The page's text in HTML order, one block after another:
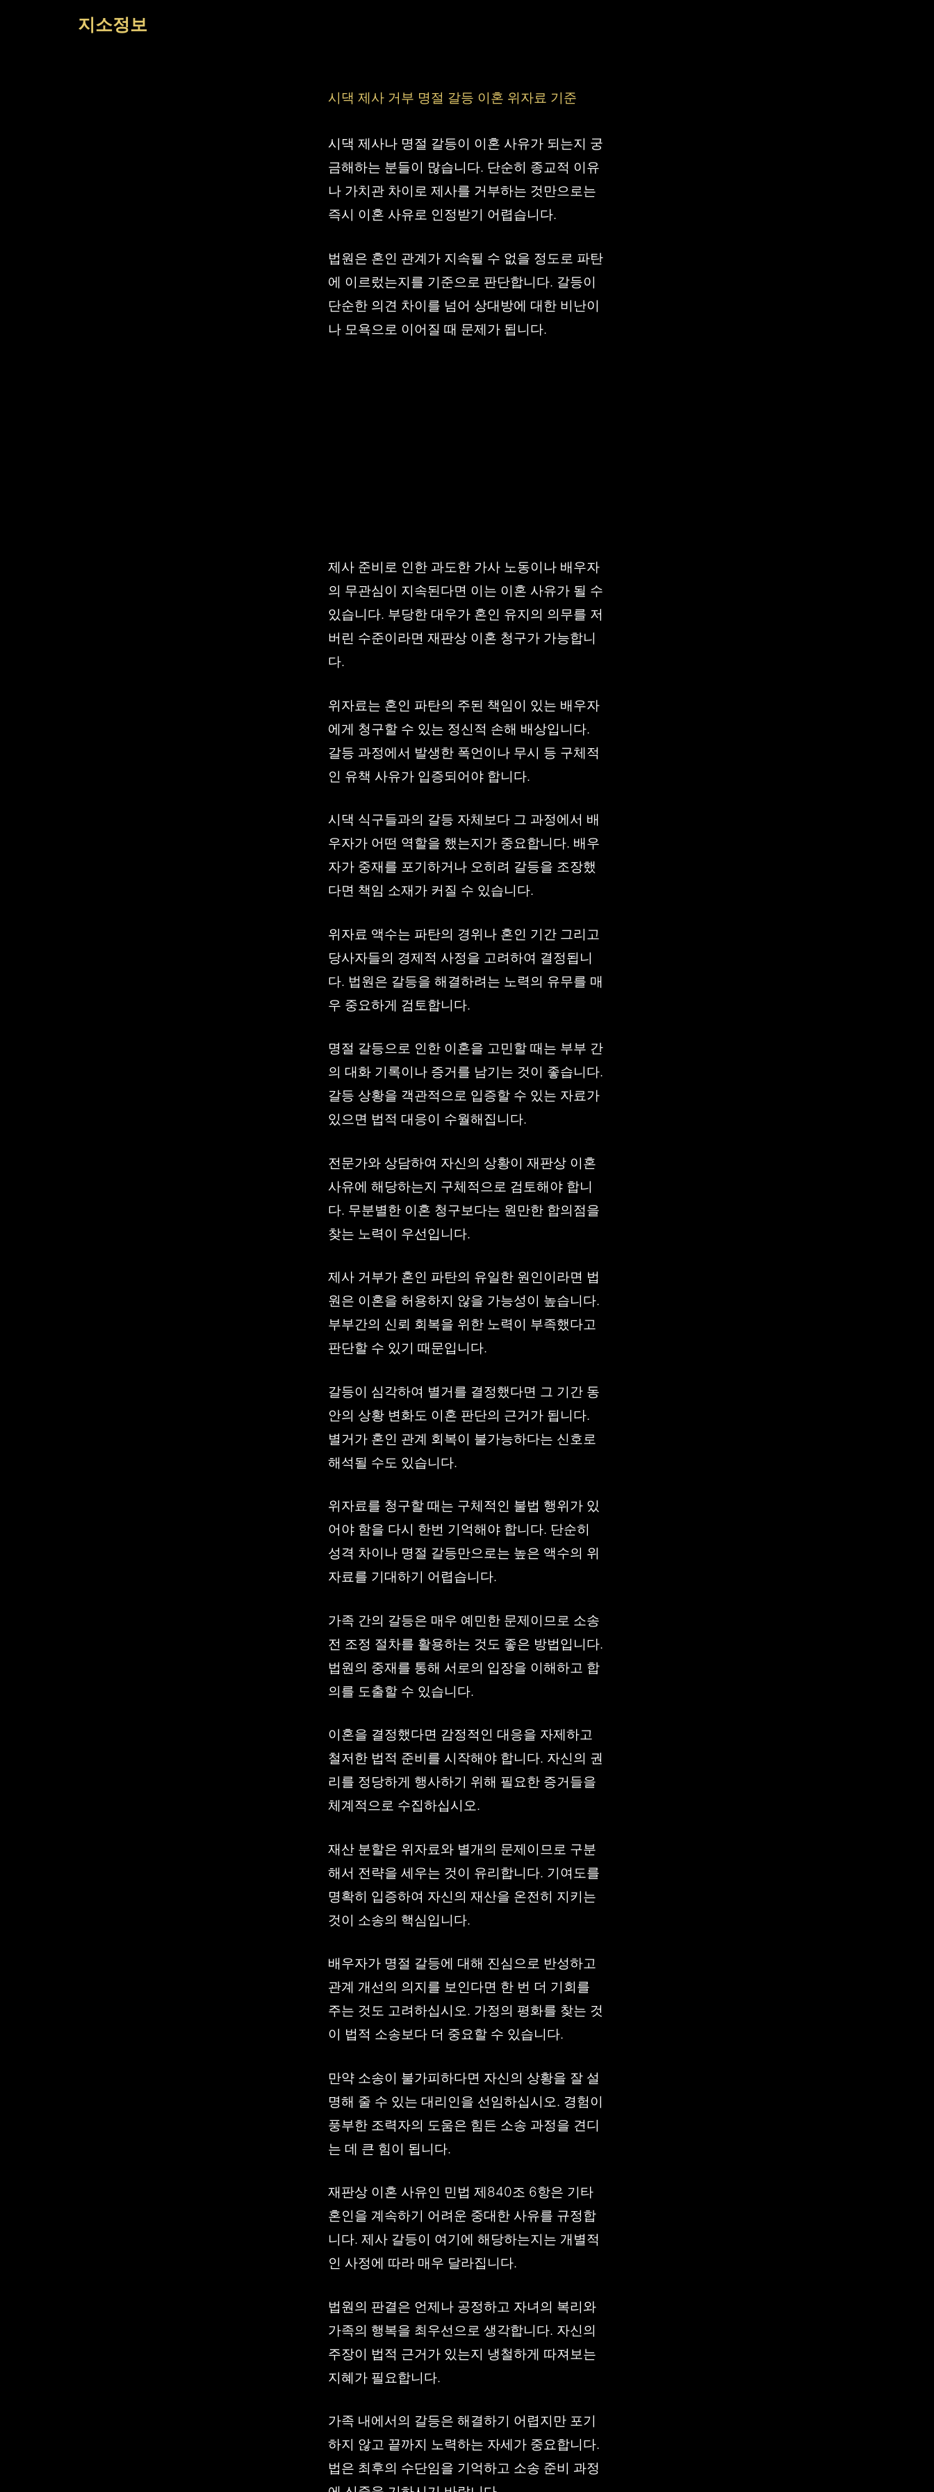
지소정보
시댁 제사 거부 명절 갈등 이혼 위자료 기준
시댁 제사나 명절 갈등이 이혼 사유가 되는지 궁
금해하는 분들이 많습니다. 단순히 종교적 이유
나 가치관 차이로 제사를 거부하는 것만으로는
즉시 이혼 사유로 인정받기 어렵습니다.
법원은 혼인 관계가 지속될 수 없을 정도로 파탄
에 이르렀는지를 기준으로 판단합니다. 갈등이
단순한 의견 차이를 넘어 상대방에 대한 비난이
나 모욕으로 이어질 때 문제가 됩니다.
제사 준비로 인한 과도한 가사 노동이나 배우자
의 무관심이 지속된다면 이는 이혼 사유가 될 수
있습니다. 부당한 대우가 혼인 유지의 의무를 저
버린 수준이라면 재판상 이혼 청구가 가능합니
다.
위자료는 혼인 파탄의 주된 책임이 있는 배우자
에게 청구할 수 있는 정신적 손해 배상입니다.
갈등 과정에서 발생한 폭언이나 무시 등 구체적
인 유책 사유가 입증되어야 합니다.
시댁 식구들과의 갈등 자체보다 그 과정에서 배
우자가 어떤 역할을 했는지가 중요합니다. 배우
자가 중재를 포기하거나 오히려 갈등을 조장했
다면 책임 소재가 커질 수 있습니다.
위자료 액수는 파탄의 경위나 혼인 기간 그리고
당사자들의 경제적 사정을 고려하여 결정됩니
다. 법원은 갈등을 해결하려는 노력의 유무를 매
우 중요하게 검토합니다.
명절 갈등으로 인한 이혼을 고민할 때는 부부 간
의 대화 기록이나 증거를 남기는 것이 좋습니다.
갈등 상황을 객관적으로 입증할 수 있는 자료가
있으면 법적 대응이 수월해집니다.
전문가와 상담하여 자신의 상황이 재판상 이혼
사유에 해당하는지 구체적으로 검토해야 합니
다. 무분별한 이혼 청구보다는 원만한 합의점을
찾는 노력이 우선입니다.
제사 거부가 혼인 파탄의 유일한 원인이라면 법
원은 이혼을 허용하지 않을 가능성이 높습니다.
부부간의 신뢰 회복을 위한 노력이 부족했다고
판단할 수 있기 때문입니다.
갈등이 심각하여 별거를 결정했다면 그 기간 동
안의 상황 변화도 이혼 판단의 근거가 됩니다.
별거가 혼인 관계 회복이 불가능하다는 신호로
해석될 수도 있습니다.
위자료를 청구할 때는 구체적인 불법 행위가 있
어야 함을 다시 한번 기억해야 합니다. 단순히
성격 차이나 명절 갈등만으로는 높은 액수의 위
자료를 기대하기 어렵습니다.
가족 간의 갈등은 매우 예민한 문제이므로 소송
전 조정 절차를 활용하는 것도 좋은 방법입니다.
법원의 중재를 통해 서로의 입장을 이해하고 합
의를 도출할 수 있습니다.
이혼을 결정했다면 감정적인 대응을 자제하고
철저한 법적 준비를 시작해야 합니다. 자신의 권
리를 정당하게 행사하기 위해 필요한 증거들을
체계적으로 수집하십시오.
재산 분할은 위자료와 별개의 문제이므로 구분
해서 전략을 세우는 것이 유리합니다. 기여도를
명확히 입증하여 자신의 재산을 온전히 지키는
것이 소송의 핵심입니다.
배우자가 명절 갈등에 대해 진심으로 반성하고
관계 개선의 의지를 보인다면 한 번 더 기회를
주는 것도 고려하십시오. 가정의 평화를 찾는 것
이 법적 소송보다 더 중요할 수 있습니다.
만약 소송이 불가피하다면 자신의 상황을 잘 설
명해 줄 수 있는 대리인을 선임하십시오. 경험이
풍부한 조력자의 도움은 힘든 소송 과정을 견디
는 데 큰 힘이 됩니다.
재판상 이혼 사유인 민법 제840조 6항은 기타
혼인을 계속하기 어려운 중대한 사유를 규정합
니다. 제사 갈등이 여기에 해당하는지는 개별적
인 사정에 따라 매우 달라집니다.
법원의 판결은 언제나 공정하고 자녀의 복리와
가족의 행복을 최우선으로 생각합니다. 자신의
주장이 법적 근거가 있는지 냉철하게 따져보는
지혜가 필요합니다.
가족 내에서의 갈등은 해결하기 어렵지만 포기
하지 않고 끝까지 노력하는 자세가 중요합니다.
법은 최후의 수단임을 기억하고 소송 준비 과정